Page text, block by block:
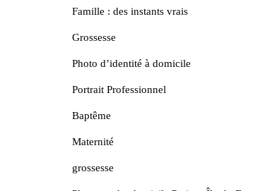
Famille : des instants vrais
Grossesse
Photo d’identité à domicile
Portrait Professionnel
Baptême
Maternité
grossesse